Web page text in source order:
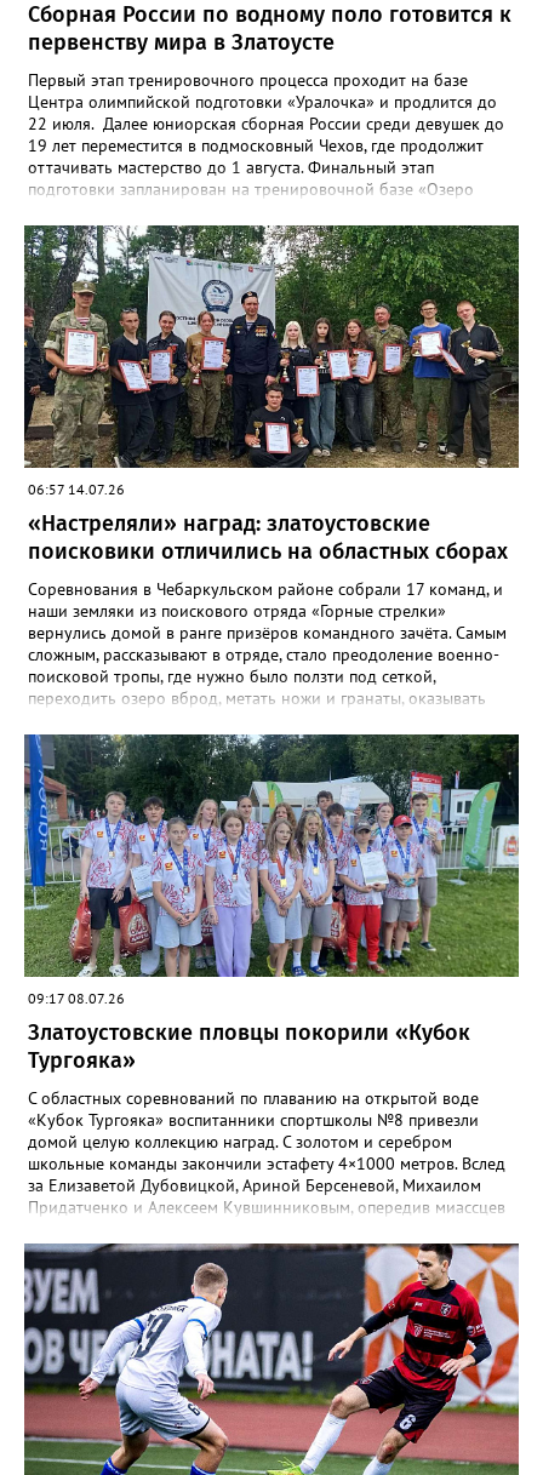
Сборная России по водному поло готовится к
первенству мира в Златоусте
Первый этап тренировочного процесса проходит на базе
Центра олимпийской подготовки «Уралочка» и продлится до
22 июля. Далее юниорская сборная России среди девушек до
19 лет переместится в подмосковный Чехов, где продолжит
оттачивать мастерство до 1 августа. Финальный этап
подготовки запланирован на тренировочной базе «Озеро
испанском городе Пуэрто-де-ла-Крус. Национальную сборную
на этом турнире возглавит тренер златоустовской «Уралочки»
Дмитрий Андреев.
06:57 14.07.26
«Настреляли» наград: златоустовские
поисковики отличились на областных сборах
Соревнования в Чебаркульском районе собрали 17 команд, и
наши земляки из поискового отряда «Горные стрелки»
вернулись домой в ранге призёров командного зачёта. Самым
сложным, рассказывают в отряде, стало преодоление военно-
поисковой тропы, где нужно было ползти под сеткой,
переходить озеро вброд, метать ножи и гранаты, оказывать
экспедициями и тренировками старшие «Горные стрелки»
финишировали вторыми, а их товарищи из средней группы –
третьими. В соревновательной программе были и визитка, и
видеоролик, а также викторина, конкурс музейных
экспотнатов и «профессиональный» этап под названием
«Эксгумация. Документирование работ», где средняя группа
лидировала, а старшие взяли бронзу. Всего «Горные стрелки»
привезли 13 наград разного достоинства. В средней группе
представители отряда стали вице-чемпионами, в старшей –
замкнули тройку лучших.
09:17 08.07.26
Златоустовские пловцы покорили «Кубок
Тургояка»
С областных соревнований по плаванию на открытой воде
«Кубок Тургояка» воспитанники спортшколы №8 привезли
домой целую коллекцию наград. С золотом и серебром
школьные команды закончили эстафету 4×1000 метров. Вслед
за Елизаветой Дубовицкой, Ариной Берсеневой, Михаилом
Придатченко и Алексеем Кувшинниковым, опередив миассцев
Анастасия Лущикова, Дмитрий Векшин и Макар Смирнов.
Золото на тысяче метрах среди девушек 14–16 лет забрала
Арина Берсенева, чуть отстала от неё Софья Новикова. На трёх
тысячах метров с выбыванием среди юношей первым стал
Ярослав Верещагин, третьим — Михаил Придатченко. А в
заплыве на три тысячи 3000 метров пьедестал оказался
полностью златоустовским. На него поднялись Софья
Колесникова, Арина Берсенева и Елизавета Дубовицкая. Всего
в «Кубке Тургояка» на старт вышли 155 спортсменов из
Златоуста, Миасса, Челябинска, Пласта и Южноуральска.